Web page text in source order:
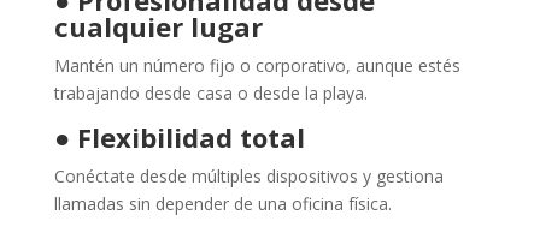
cualquier lugar
Mantén un número fijo o corporativo, aunque estés
trabajando desde casa o desde la playa.
● Flexibilidad total
Conéctate desde múltiples dispositivos y gestiona
llamadas sin depender de una oficina física.